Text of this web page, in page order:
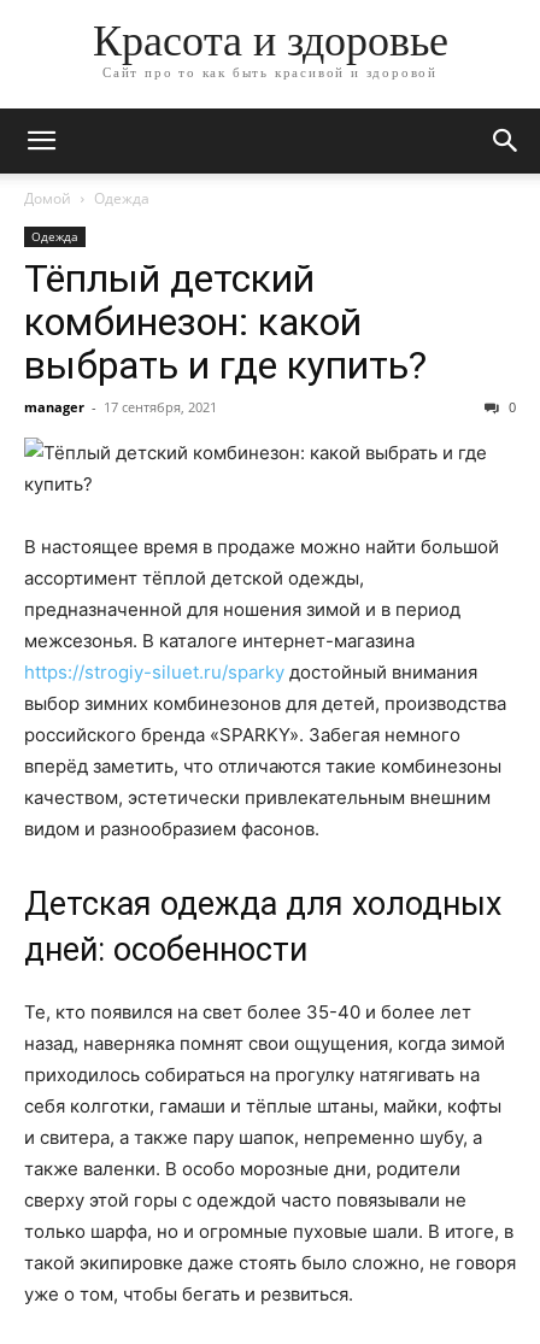
Красота и здоровье
Сайт про то как быть красивой и здоровой
Домой Одежда
Одежда
Тёплый детский
комбинезон: какой
выбрать и где купить?
manager - 17 сентября, 2021 0
В настоящее время в продаже можно найти большой
ассортимент тёплой детской одежды,
предназначенной для ношения зимой и в период
межсезонья. В каталоге интернет-магазина
https://strogiy-siluet.ru/sparky достойный внимания
выбор зимних комбинезонов для детей, производства
российского бренда «SPARKY». Забегая немного
вперёд заметить, что отличаются такие комбинезоны
качеством, эстетически привлекательным внешним
видом и разнообразием фасонов.
Детская одежда для холодных
дней: особенности
Те, кто появился на свет более 35-40 и более лет
назад, наверняка помнят свои ощущения, когда зимой
приходилось собираться на прогулку натягивать на
себя колготки, гамаши и тёплые штаны, майки, кофты
и свитера, а также пару шапок, непременно шубу, а
также валенки. В особо морозные дни, родители
сверху этой горы с одеждой часто повязывали не
только шарфа, но и огромные пуховые шали. В итоге, в
такой экипировке даже стоять было сложно, не говоря
уже о том, чтобы бегать и резвиться.